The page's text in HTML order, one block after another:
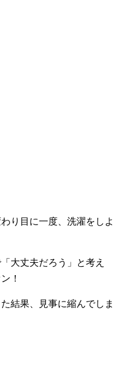
り目に一度、洗濯をしよ
大丈夫だろう」と考え
！
結果、見事に縮んでしま